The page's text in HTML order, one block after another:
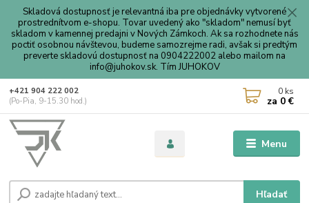
Skladová dostupnosť je relevantná iba pre objednávky vytvorené
prostrednítvom e-shopu. Tovar uvedený ako "skladom" nemusí byť
skladom v kamennej predajni v Nových Zámkoch. Ak sa rozhodnete nás
poctiť osobnou návštevou, budeme samozrejme radi, avšak si predtým
preverte skladovú dostupnosť na 0904222002 alebo mailom na
info@juhokov.sk. Tím JUHOKOV
Menu
Hľadať
+421 904 222 002
(Po-Pia, 9-15.30 hod.)
0 ks
za 0 €